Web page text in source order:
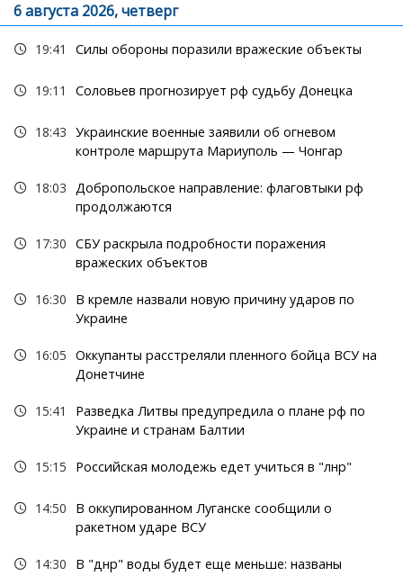
6 августа 2026, четверг
19:41 Силы обороны поразили вражеские объекты
19:11 Соловьев прогнозирует рф судьбу Донецка
18:43 Украинские военные заявили об огневом
контроле маршрута Мариуполь — Чонгар
18:03 Добропольское направление: флаговтыки рф
продолжаются
17:30 СБУ раскрыла подробности поражения
вражеских объектов
16:30
В кремле назвали новую причину ударов по
Украине
16:05 Оккупанты расстреляли пленного бойца ВСУ на
Донетчине
15:41
Разведка Литвы предупредила о плане рф по
Украине и странам Балтии
15:15 Российская молодежь едет учиться в "лнр"
14:50
В оккупированном Луганске сообщили о
ракетном ударе ВСУ
14:30
В "днр" воды будет еще меньше: названы